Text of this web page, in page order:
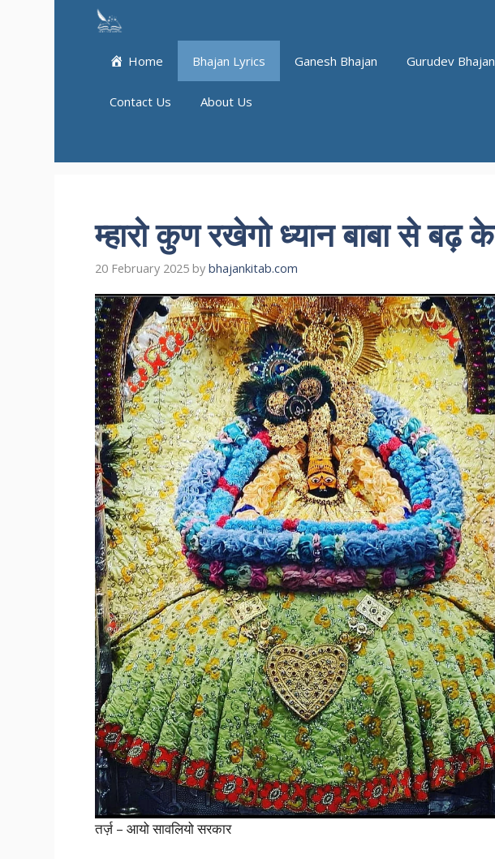
Home Bhajan Lyrics Ganesh Bhajan Gurudev Bhajan
Contact Us About Us
म्हारो कुण रखेगो ध्यान बाबा से बढ़ के
20 February 2025 by bhajankitab.com
तर्ज़ – आयो सावलियो सरकार